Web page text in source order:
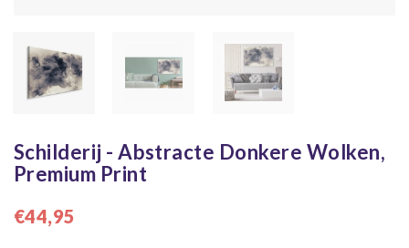
Schilderij - Abstracte Donkere Wolken,
Premium Print
€44,95